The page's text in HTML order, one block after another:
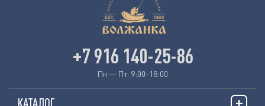
КАТАЛОГ
+7 916 140-25-86
Пн — Пт: 9:00-18:00